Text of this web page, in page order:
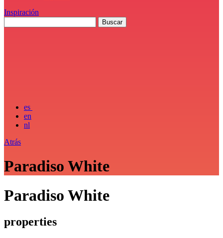
Inspiración
es
en
nl
Atrás
Paradiso White
Paradiso White
properties